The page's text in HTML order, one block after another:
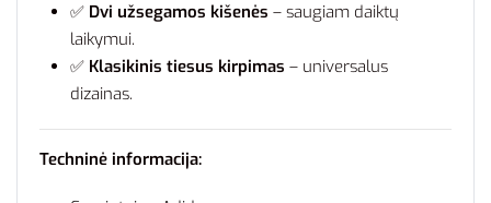
✅ Dvi užsegamos kišenės – saugiam daiktų
laikymui.
✅ Klasikinis tiesus kirpimas – universalus
dizainas.
Techninė informacija: